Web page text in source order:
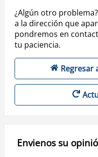
¿Algún otro
a la dirección que
pondremos en
tu paciencia.
Regresar
Envienos su